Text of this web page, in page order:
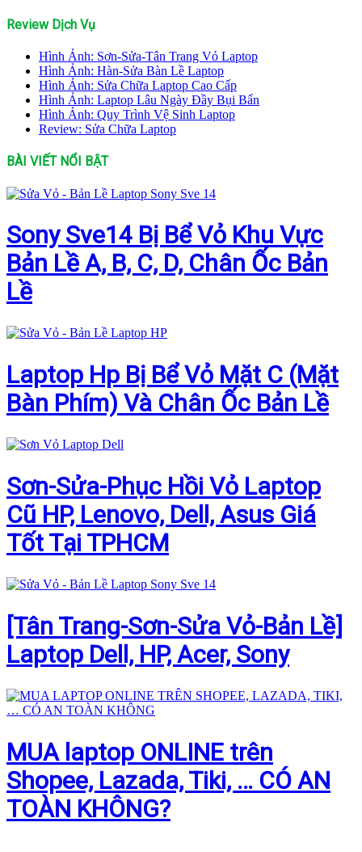
Review Dịch Vụ
Hình Ảnh: Sơn-Sửa-Tân Trang Vỏ Laptop
Hình Ảnh: Hàn-Sửa Bàn Lề Laptop
Hình Ảnh: Sửa Chữa Laptop Cao Cấp
Hình Ảnh: Laptop Lâu Ngày Đầy Bụi Bẩn
Hình Ảnh: Quy Trình Vệ Sinh Laptop
Review: Sửa Chữa Laptop
BÀI VIẾT NỔI BẬT
Sony Sve14 Bị Bể Vỏ Khu Vực
Bản Lề A, B, C, D, Chân Ốc Bản
Lề
Laptop Hp Bị Bể Vỏ Mặt C (Mặt
Bàn Phím) Và Chân Ốc Bản Lề
Sơn-Sửa-Phục Hồi Vỏ Laptop
Cũ HP, Lenovo, Dell, Asus Giá
Tốt Tại TPHCM
[Tân Trang-Sơn-Sửa Vỏ-Bản Lề]
Laptop Dell, HP, Acer, Sony
MUA laptop ONLINE trên
Shopee, Lazada, Tiki, … CÓ AN
TOÀN KHÔNG?